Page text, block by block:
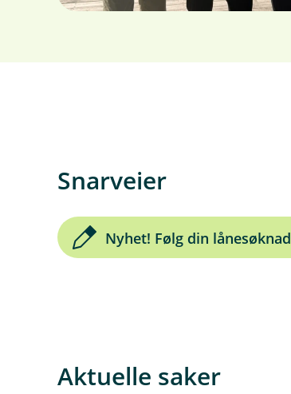
Snarveier
Nyhet! Følg din lånesøknad
Aktuelle saker